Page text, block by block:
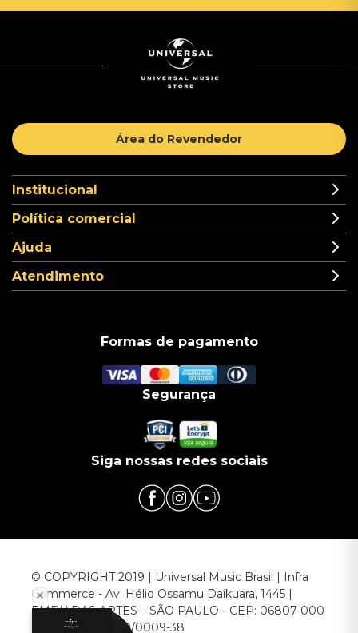
Área do Revendedor
Institucional
Política comercial
Ajuda
Atendimento
Formas de pagamento
Segurança
Siga nossas redes sociais
© COPYRIGHT 2019 | Universal Music Brasil | Infra
Commerce - Av. Hélio Ossamu Daikuara, 1445 |
EMBU DAS ARTES – SÃO PAULO - CEP: 06807-000
CNPJ: 00.952.789/0009-38